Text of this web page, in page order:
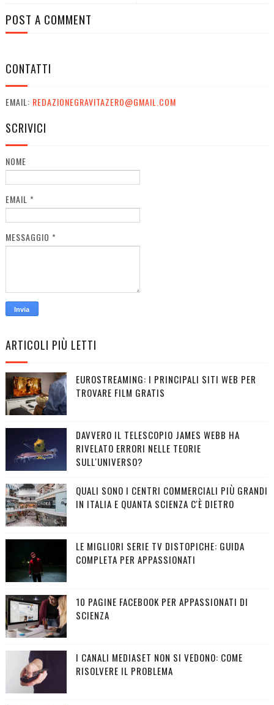
POST A COMMENT
CONTATTI
EMAIL: REDAZIONEGRAVITAZERO@GMAIL.COM
SCRIVICI
NOME
EMAIL *
MESSAGGIO *
ARTICOLI PIÙ LETTI
EUROSTREAMING: I PRINCIPALI SITI WEB PER
TROVARE FILM GRATIS
DAVVERO IL TELESCOPIO JAMES WEBB HA
RIVELATO ERRORI NELLE TEORIE
SULL'UNIVERSO?
QUALI SONO I CENTRI COMMERCIALI PIÙ GRANDI
IN ITALIA E QUANTA SCIENZA C'È DIETRO
LE MIGLIORI SERIE TV DISTOPICHE: GUIDA
COMPLETA PER APPASSIONATI
10 PAGINE FACEBOOK PER APPASSIONATI DI
SCIENZA
I CANALI MEDIASET NON SI VEDONO: COME
RISOLVERE IL PROBLEMA